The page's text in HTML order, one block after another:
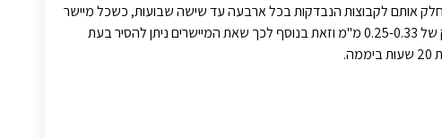
אותם לקבוצות הנבדקות בכל ארבעה עד שישה שבועות, כשכל מיישר
"רוכב" על גבי השיניים לתקופה של שבועיים לערך. במשך תקופה זו השיניים זזות מרחק של 0.25-0.33 מ"מ וזאת בנוסף לכך שאת המיישרים ניתן להסיר בעת